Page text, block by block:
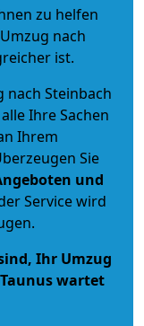
zu helfen
nach
ist.
nach Steinbach
Ihre Sachen
Ihrem
Sie
und
Service wird
Ihr Umzug
wartet